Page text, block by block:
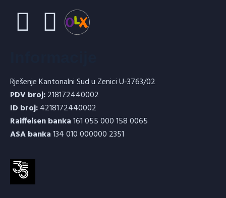
Rješenje Kantonalni Sud u Zenici U-3763/02
PDV broj:218172440002
ID broj:4218172440002
Raiffeisen banka161 055 000 158 0065
ASA banka134 010 000000 2351